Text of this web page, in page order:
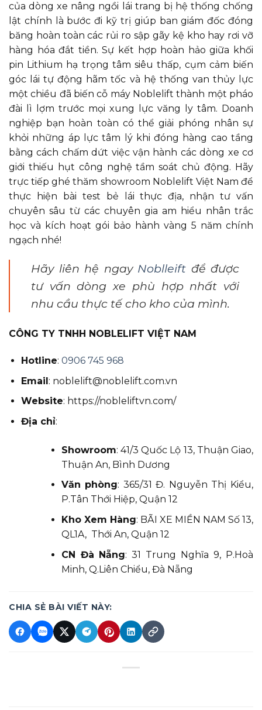
của dòng xe nâng ngồi lái trang bị hệ thống chống
lật chính là bước đi kỹ trị giúp ban giám đốc đóng
băng hoàn toàn các rủi ro sập gãy kệ kho hay rơi vỡ
hàng hóa đắt tiền. Sự kết hợp hoàn hảo giữa khối
pin Lithium hạ trọng tâm siêu thấp, cụm cảm biến
góc lái tự động hãm tốc và hệ thống van thủy lực
một chiều đã biến cỗ máy Noblelift thành một pháo
đài lì lợm trước mọi xung lực văng ly tâm. Doanh
nghiệp bạn hoàn toàn có thể giải phóng nhân sự
khỏi những áp lực tâm lý khi đóng hàng cao tầng
bằng cách chấm dứt việc vận hành các dòng xe cơ
giới thiếu hụt công nghệ tầm soát chủ động. Hãy
trực tiếp ghé thăm showroom Noblelift Việt Nam để
thực hiện bài test bẻ lái thực địa, nhận tư vấn
chuyên sâu từ các chuyên gia am hiểu nhân trắc
học và kích hoạt gói bảo hành vàng 5 năm chính
ngạch nhé!
Hãy liên hệ ngay Noblleift để được
tư vấn dòng xe phù hợp nhất với
nhu cầu thực tế cho kho của mình.
CÔNG TY TNHH NOBLELIFT VIỆT NAM
Hotline: 0906 745 968
Email: noblelift@noblelift.com.vn
Website: https://nobleliftvn.com/
Địa chỉ:
Showroom: 41/3 Quốc Lộ 13, Thuận Giao,
Thuận An, Bình Dương
Văn phòng: 365/31 Đ. Nguyễn Thị Kiểu,
P.Tân Thới Hiệp, Quận 12
Kho Xem Hàng: BÃI XE MIỀN NAM Số 13,
QL1A, Thới An, Quận 12
CN Đà Nẵng: 31 Trung Nghĩa 9, P.Hoà
Minh, Q.Liên Chiểu, Đà Nẵng
CHIA SẺ BÀI VIẾT NÀY: